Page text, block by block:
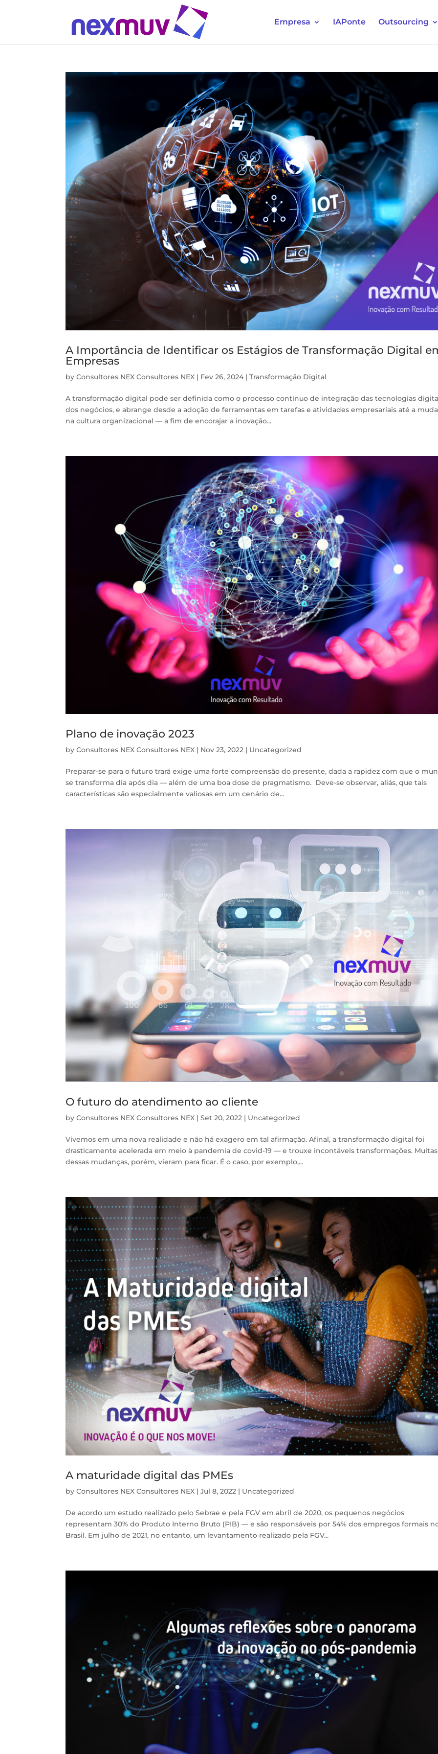
Empresa IAPonte Outsourcing
A Importância de Identificar os Estágios de Transformação Digital
Empresas
byConsultores NEX Consultores NEX | Fev 26, 2024 |Transformação Digital
A transformação digital pode ser definida como o processo contínuo de integração das tecnologias
dos negócios, e abrange desde a adoção de ferramentas em tarefas e atividades empresariais até a
na cultura organizacional — a fim de encorajar a inovação...
Plano de inovação 2023
byConsultores NEX Consultores NEX | Nov 23, 2022 | Uncategorized
Preparar-se para o futuro trará exige uma forte compreensão do presente, dada a rapidez com que o
se transforma dia após dia — além de uma boa dose de pragmatismo. Deve-se observar, aliás, que tais
características são especialmente valiosas em um cenário de...
O futuro do atendimento ao cliente
byConsultores NEX Consultores NEX |Set 20, 2022 | Uncategorized
Vivemos em uma nova realidade e não há exagero em tal afirmação. Afinal, a transformação digital foi
drasticamente acelerada em meio à pandemia de covid-19 — e trouxe incontáveis transformações. Muitas
dessas mudanças, porém, vieram para ficar. É o caso, por exemplo,...
A maturidade digital das PMEs
byConsultores NEX Consultores NEX |Jul 8, 2022 | Uncategorized
De acordo um estudo realizado pelo Sebrae e pela FGV em abril de 2020, os pequenos negócios
representam 30% do Produto Interno Bruto (PIB) — e são responsáveis por 54% dos empregos formais
Brasil. Em julho de 2021, no entanto, um levantamento realizado pela FGV...